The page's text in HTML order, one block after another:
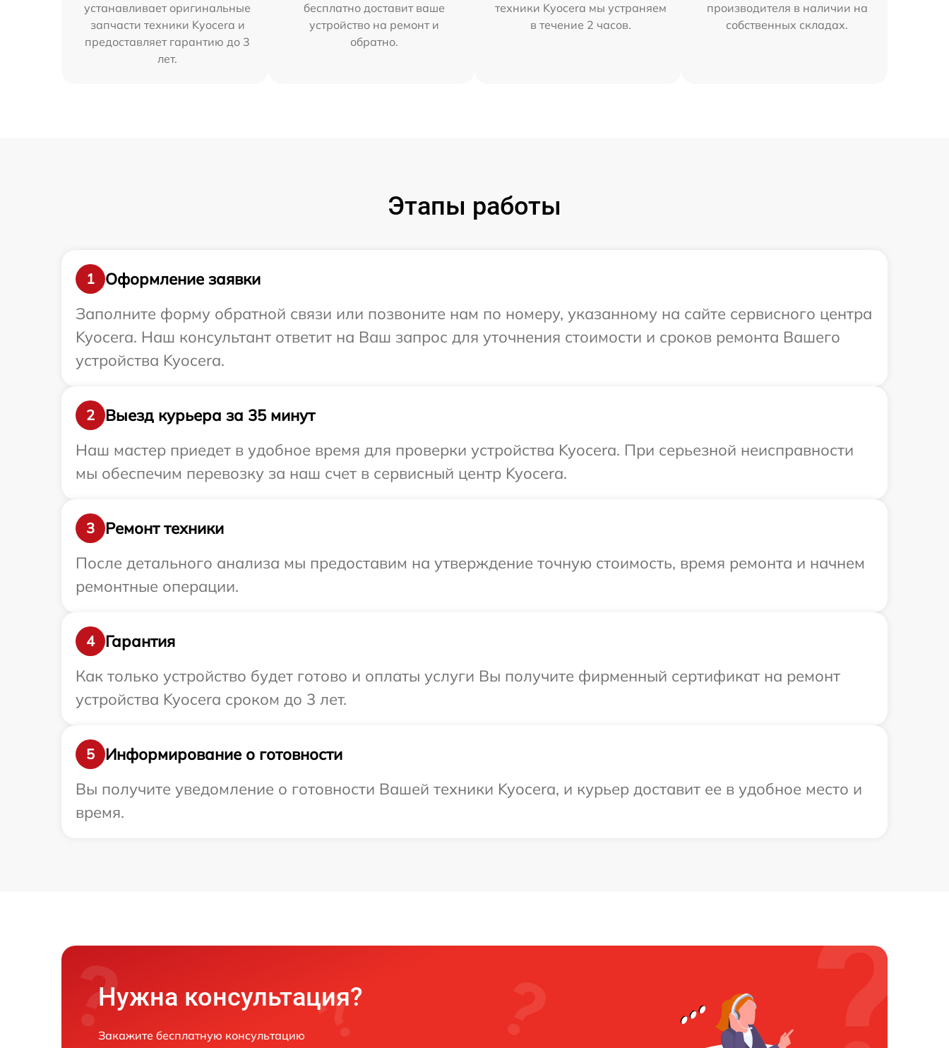
устанавливает оригинальные
запчасти техники Kyocera и
предоставляет гарантию до 3
лет.
бесплатно доставит ваше
устройство на ремонт и
обратно.
техники Kyocera мы устраняем
в течение 2 часов.
производителя в наличии на
собственных складах.
Этапы работы
1
Оформление заявки
Заполните форму обратной связи или позвоните нам по номеру, указанному на сайте сервисного центра
Kyocera. Наш консультант ответит на Ваш запрос для уточнения стоимости и сроков ремонта Вашего
устройства Kyocera.
2
Выезд курьера за 35 минут
Наш мастер приедет в удобное время для проверки устройства Kyocera. При серьезной неисправности
мы обеспечим перевозку за наш счет в сервисный центр Kyocera.
3
Ремонт техники
После детального анализа мы предоставим на утверждение точную стоимость, время ремонта и начнем
ремонтные операции.
4
Гарантия
Как только устройство будет готово и оплаты услуги Вы получите фирменный сертификат на ремонт
устройства Kyocera сроком до 3 лет.
5
Информирование о готовности
Вы получите уведомление о готовности Вашей техники Kyocera, и курьер доставит ее в удобное место и
время.
Нужна консультация?
Закажите бесплатную консультацию